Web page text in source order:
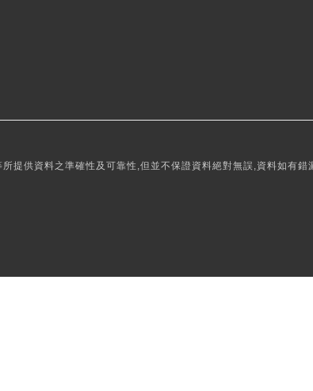
提供資料之準確性及可靠性,但並不保證資料絕對無誤,資料如有錯